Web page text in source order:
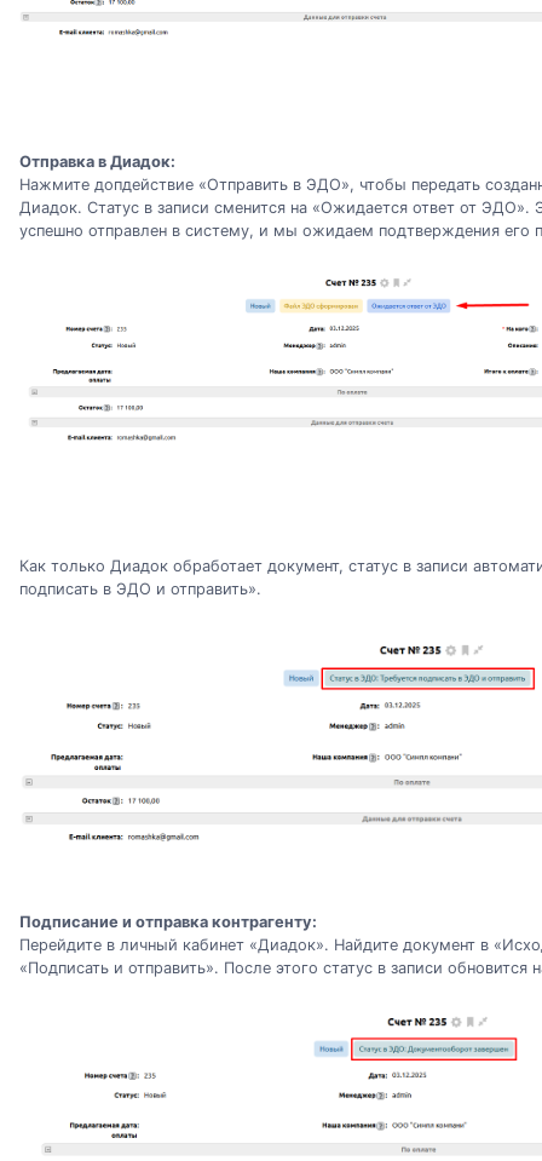
Отправка в Диадок:
Нажмите допдействие «Отправить в ЭДО», чтобы передать
Диадок. Статус в записи сменится на «Ожидается ответ от ЭДО».
успешно отправлен в систему, и мы ожидаем подтверждения его
Как только Диадок обработает документ, статус в записи
подписать в ЭДО и отправить».
Подписание и отправка контрагенту:
Перейдите в личный кабинет «Диадок». Найдите документ в
«Подписать и отправить». После этого статус в записи